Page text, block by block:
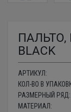
ПАЛЬТО,
BLACK
АРТИКУЛ:
КОЛ-ВО В
РАЗМЕРНЫЙ РЯД:
МАТЕРИАЛ: